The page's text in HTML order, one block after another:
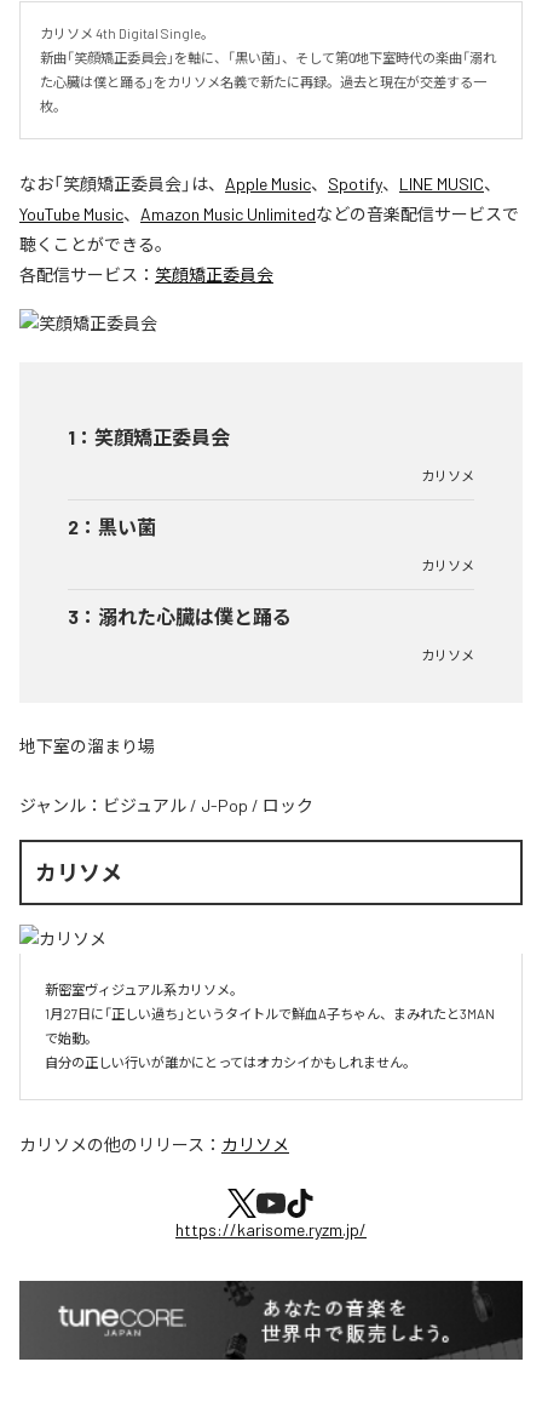
カリソメ 4th Digital Single。
新曲「笑顔矯正委員会」を軸に、「黒い菌」、そして第0̸地下室時代の楽曲「溺れ
た心臓は僕と踊る」をカリソメ名義で新たに再録。過去と現在が交差する一
枚。
なお「笑顔矯正委員会」は、 Apple Music、 Spotify、 LINE MUSIC、
YouTube Music、 Amazon Music Unlimitedなどの音楽配信サービスで
聴くことができる。
各配信サービス： 笑顔矯正委員会
1 ： 笑顔矯正委員会
カリソメ
2 ： 黒い菌
カリソメ
3 ： 溺れた心臓は僕と踊る
カリソメ
地下室の溜まり場
ジャンル： ビジュアル / J-Pop / ロック
カリソメ
新密室ヴィジュアル系カリソメ。
1月27日に「正しい過ち」というタイトルで鮮血A子ちゃん、まみれたと3MAN
で始動。
自分の正しい行いが誰かにとってはオカシイかもしれません。
カリソメの他のリリース： カリソメ
https://karisome.ryzm.jp/